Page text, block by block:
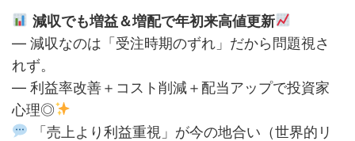
減収でも増益＆増配で年初来高値更新
— 減収なのは「受注時期のずれ」だから問題視さ
れず。
— 利益率改善＋コスト削減＋配当アップで投資家
心理◎
「売上より利益重視」が今の地合い（世界的リ